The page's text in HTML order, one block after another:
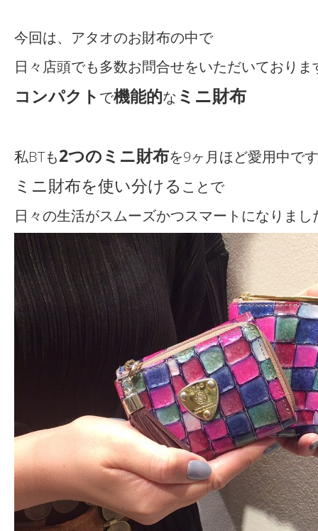
今回は、アタオのお財布の中で
日々店頭でも多数お問合せをいただいておりま
コンパクト で機能的な ミニ財布
私BTも2つのミニ財布を9ヶ月ほど愛用中で
ミニ財布を使い分ける ことで
日々の生活がスムーズかつスマートになりまし